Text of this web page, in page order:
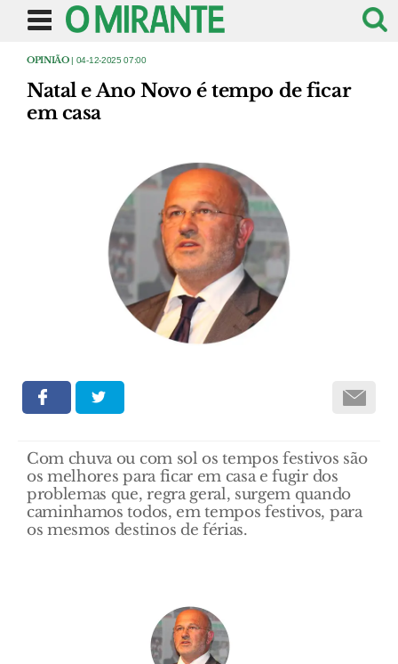
OPINIÃO| 04-12-2025 07:00
Natal e Ano Novo é tempo de ficar
em casa
Com chuva ou com sol os tempos festivos são
os melhores para ficar em casa e fugir dos
problemas que, regra geral, surgem quando
caminhamos todos, em tempos festivos, para
os mesmos destinos de férias.